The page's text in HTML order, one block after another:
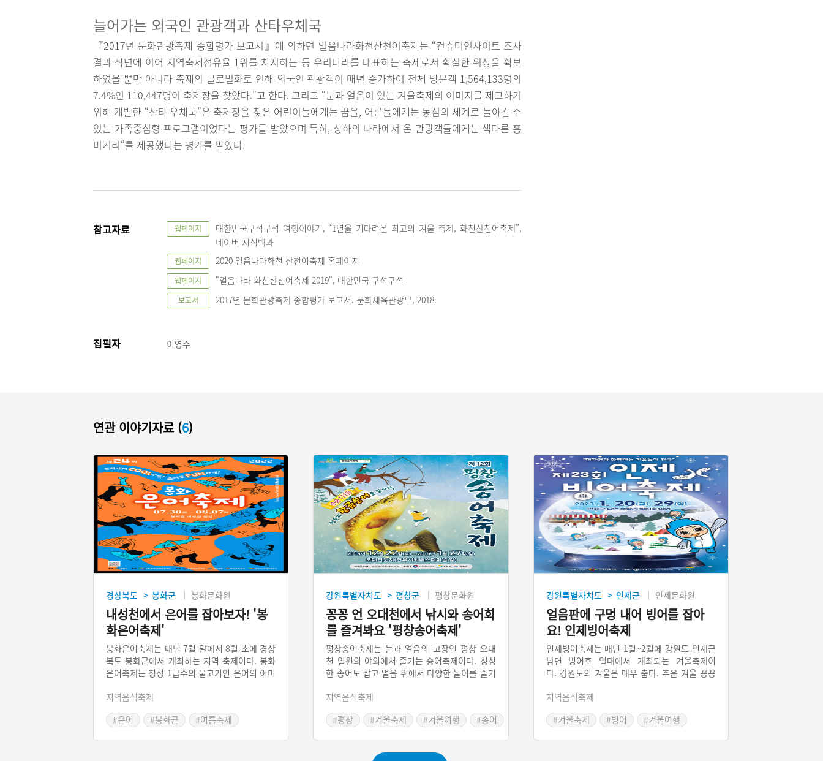
늘어가는 외국인 관광객과 산타우체국
『2017년 문화관광축제 종합평가 보고서』에 의하면 얼음나라화천산천어축제는 “컨슈머인사이트 조사
결과 작년에 이어 지역축제점유율 1위를 차지하는 등 우리나라를 대표하는 축제로서 확실한 위상을 확보
하였을 뿐만 아니라 축제의 글로벌화로 인해 외국인 관광객이 매년 증가하여 전체 방문객 1,564,133명의
7.4%인 110,447명이 축제장을 찾았다.”고 한다. 그리고 “눈과 얼음이 있는 겨울축제의 이미지를 제고하기
위해 개발한 “산타 우체국”은 축제장을 찾은 어린이들에게는 꿈을, 어른들에게는 동심의 세계로 돌아갈 수
있는 가족중심형 프로그램이었다는 평가를 받았으며 특히, 상하의 나라에서 온 관광객들에게는 색다른 흥
미거리“를 제공했다는 평가를 받았다.
참고자료 웹페이지
대한민국구석구석 여행이야기, “1년을 기다려온 최고의 겨울 축제, 화천산천어축제”,
네이버 지식백과
웹페이지 2020 얼음나라화천 산천어축제 홈페이지
웹페이지 "얼음나라 화천산천어축제 2019", 대한민국 구석구석
보고서 2017년 문화관광축제 종합평가 보고서. 문화체육관광부, 2018.
집필자 이영수
연관 이야기자료 (6)
경상북도 > 봉화군 봉화문화원
내성천에서 은어를 잡아보자! '봉
화은어축제'
봉화은어축제는 매년 7월 말에서 8월 초에 경상
북도 봉화군에서 개최하는 지역 축제이다. 봉화
은어축제는 청정 1급수의 물고기인 은어의 이미
행한다. 은어 반두잡이와 맨손잡이, 은어구이체
험은 관광객의 눈과 귀와 입맛을 사로잡는다. 무
더위가 기승을 부리는 한여름에 더위를 잊으며
지역음식축제
#은어
#봉화군
#여름축제
강원특별자치도 > 평창군 평창문화원
꽁꽁 언 오대천에서 낚시와 송어회
를 즐겨봐요 '평창송어축제'
평창송어축제는 눈과 얼음의 고장인 평창 오대
천 일원의 야외에서 즐기는 송어축제이다. 싱싱
한 송어도 잡고 얼음 위에서 다양한 놀이를 즐기
송어 양식지로, 이곳에서 자란 송어는 식감이 일
품이라고 한다. 평창송어축제의 프로그램으로
‘텐트낚시, 얼음낚시, 놀이시설, 맨손잡기, 먹거
지역음식축제
#평창
#겨울축제 #겨울여행 #송어
강원특별자치도 > 인제군 인제문화원
얼음판에 구멍 내어 빙어를 잡아
요! 인제빙어축제
인제빙어축제는 매년 1월~2월에 강원도 인제군
남면 빙어호 일대에서 개최되는 겨울축제이
다. 강원도의 겨울은 매우 춥다. 추운 겨울 꽁꽁
녹으면 빙판위에서 활동을 할수 없어 날이 추워
야만 가능한 겨울축제이다. 최근 지구온난화로
빙판이 쉽게 형성되지 않아 축제 운영에 어려움
지역음식축제
#겨울축제
#빙어 #겨울여행